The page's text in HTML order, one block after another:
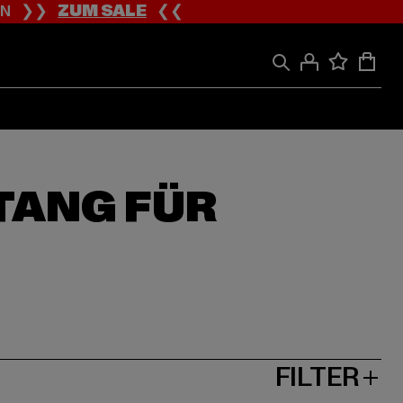
❯❯ZUM SALE❮❮
FÜR
FILTER